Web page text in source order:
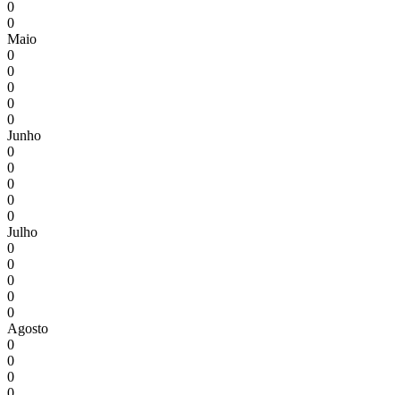
0
0
Maio
0
0
0
0
0
Junho
0
0
0
0
0
Julho
0
0
0
0
0
Agosto
0
0
0